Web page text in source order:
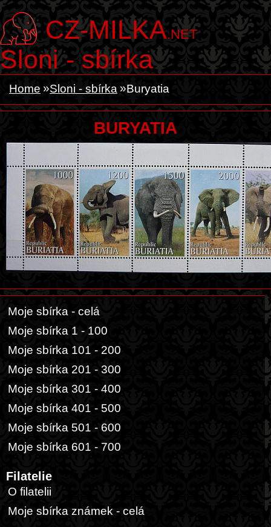
CZ-MILKA.NET
Sloni - sbírka
Home Sloni - sbírka Buryatia
BURYATIA
Moje sbírka - celá
Moje sbírka 1 - 100
Moje sbírka 101 - 200
Moje sbírka 201 - 300
Moje sbírka 301 - 400
Moje sbírka 401 - 500
Moje sbírka 501 - 600
Moje sbírka 601 - 700
Filatelie
O filatelii
Moje sbírka známek - celá